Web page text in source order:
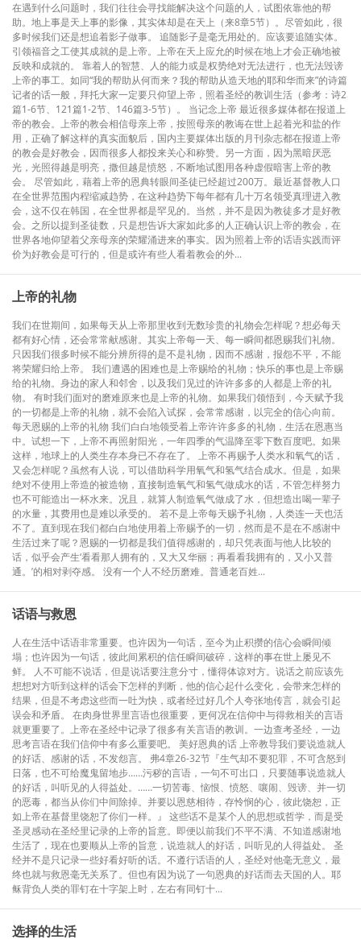
在遇到什么问题时，我们往往会寻找能解决这个问题的人，试图依靠他的帮
助。地上事是天上事的影像，其实体却是在天上（来8章5节）。尽管如此，很
多时候我们还是想追着影子做事。 追随影子是毫无用处的。应该要追随实体。
引领福音之工使其成就的是上帝。上帝在天上应允的时候在地上才会正确地被
反映和成就的。 靠着人的智慧、人的能力或是权势绝对无法进行，也无法毁谤
上帝的事工。如同“我的帮助从何而来？我的帮助从造天地的耶和华而来”的诗篇
记者的话一般，拜托大家一定要只仰望上帝，照着圣经的教训生活（参考：诗2
篇1-6节、121篇1-2节、146篇3-5节）。 当记念上帝 最近很多媒体都在报道上
帝的教会。上帝的教会相信母亲上帝，按照母亲的教诲在世上起着光和盐的作
用，正确了解这样的真实面貌后，国内主要媒体出版的月刊杂志都在报道上帝
的教会是好教会，因而很多人都投来关心和称赞。另一方面，因为黑暗厌恶
光，光照得越是明亮，撒但越是愤怒，不断地试图用各种虚假暗害上帝的教
会。 尽管如此，藉着上帝的恩典转眼间圣徒已经超过200万。最近基督教人口
在全世界范围内程缩减趋势，在这种趋势下每年都有几十万名领受真理进入教
会，这不仅在韩国，在全世界都是罕见的。当然，并不是因为教徒多才是好教
会。之所以提到圣徒数，只是想告诉大家如此多的人正确认识上帝的教会，在
世界各地仰望着父亲母亲的荣耀涌进来的事实。因为照着上帝的话语实践而评
价为好教会是可行的，但是或许有些人看着教会的外...
上帝的礼物
我们在世期间，如果每天从上帝那里收到无数珍贵的礼物会怎样呢？想必每天
都有好心情，还会常常献感谢。其实上帝每一天、每一瞬间都恩赐我们礼物。
只因我们很多时候不能分辨所得的是不是礼物，因而不感谢，报怨不平，不能
将荣耀归给上帝。 我们遭遇的困难也是上帝赐给的礼物；快乐的事也是上帝赐
给的礼物。身边的家人和邻舍，以及我们见过的许许多多的人都是上帝的礼
物。 有时我们面对的磨难原来也是上帝的礼物。如果我们领悟到，今天赋予我
的一切都是上帝的礼物，就不会陷入试探，会常常感谢，以完全的信心向前。
每天恩赐的上帝的礼物 我们白白地领受着上帝许许多多的礼物，生活在恩惠当
中。试想一下，上帝不再照射阳光，一年四季的气温降至零下数百度吧。如果
这样，地球上的人类生存本身已不存在了。 上帝不再赐予人类水和氧气的话，
又会怎样呢？虽然有人说，可以借助科学用氧气和氢气结合成水。但是，如果
绝对不使用上帝造的被造物，直接制造氧气和氢气做成水的话，不管怎样努力
也不可能造出一杯水来。况且，就算人制造氧气做成了水，但想造出喝一辈子
的水量，其费用也是难以承受的。 若不是上帝每天赐予礼物，人类连一天也活
不了。直到现在我们都白白地使用着上帝赐予的一切，然而是不是在不感谢中
生活过来了呢？恩赐的一切都是我们值得感谢的，却只凭表面与他人比较的
话，似乎会产生‘看看那人拥有的，又大又华丽；再看看我拥有的，又小又普
通。’的相对剥夺感。 没有一个人不经历磨难。普通老百姓...
话语与救恩
人在生活中话语非常重要。也许因为一句话，至今为止积攒的信心会瞬间倾
塌；也许因为一句话，彼此间累积的信任瞬间破碎，这样的事在世上屡见不
鲜。 人不可能不说话，但是说话要注意分寸，懂得体谅对方。说话之前应该先
想想对方听到这样的话会下怎样的判断，他的信心起什么变化，会带来怎样的
结果，但是不考虑这些而一吐为快，或者经过好几个人夸张地传言，就会引起
误会和矛盾。 在肉身世界里言语也很重要，更何况在信仰中与得救相关的言语
就更重要了。上帝在圣经中记录了很多有关言语的教训。一边查考圣经，一边
思考言语在我们信仰中有多么重要吧。 美好恩典的话 上帝教导我们要说造就人
的好话、感谢的话，不发怨言。 弗4章26-32节『生气却不要犯罪，不可含怒到
日落，也不可给魔鬼留地步……污秽的言语，一句不可出口，只要随事说造就人
的好话，叫听见的人得益处。……一切苦毒、恼恨、愤怒、嚷闹、毁谤、并一切
的恶毒，都当从你们中间除掉。并要以恩慈相待，存怜悯的心，彼此饶恕，正
如上帝在基督里饶恕了你们一样。』 这些话不是某个人的思想或哲学，而是受
圣灵感动在圣经里记录的上帝的旨意。即便以前我们不平不满、不知道感谢地
生活了，现在也要顺从上帝的旨意，说造就人的好话，叫听见的人得益处。 圣
经并不是只记录一些好看好听的话。不遵行话语的人，圣经对他毫无意义，最
终也就与救恩毫无关系了。但也有因为说了一句恩典的好话而去天国的人。耶
稣背负人类的罪钉在十字架上时，左右有同钉十...
选择的生活